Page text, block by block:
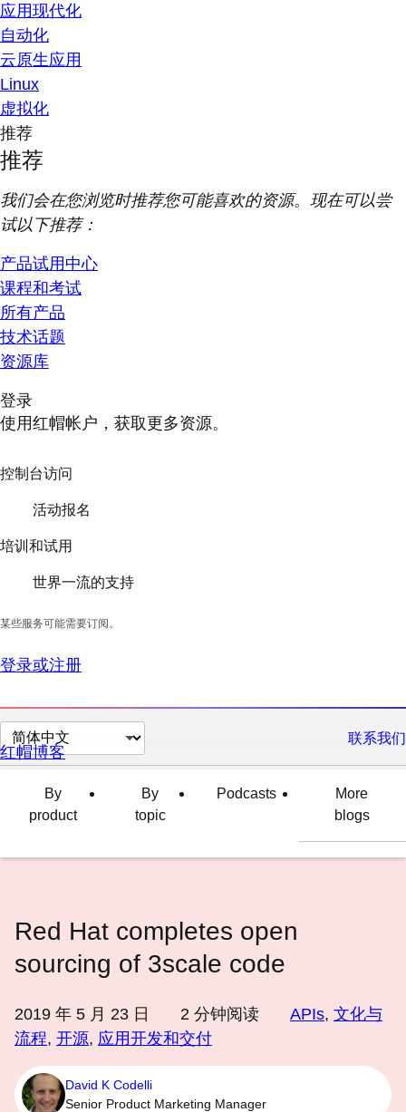
应用现代化
自动化
云原生应用
Linux
虚拟化
推荐
推荐
我们会在您浏览时推荐您可能喜欢的资源。现在可以尝
试以下推荐：
产品试用中心
课程和考试
所有产品
技术话题
资源库
登录
使用红帽帐户，获取更多资源。
控制台访问
活动报名
培训和试用
世界一流的支持
某些服务可能需要订阅。
登录或注册
切
换
言
联系我们
红帽博客
By
product
By
topic
Podcasts
More
blogs
Red Hat completes open
sourcing of 3scale code
2019 年 5 月 23 日 2 分钟阅读 APIs, 文化与
流程, 开源, 应用开发和交付
David K Codelli
Senior Product Marketing Manager